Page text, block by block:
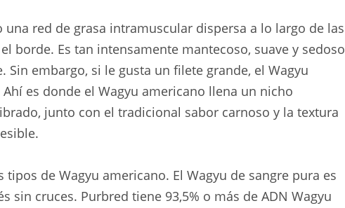
red de grasa intramuscular dispersa a lo largo de las
borde. Es tan intensamente mantecoso, suave y sedoso
embargo, si le gusta un filete grande, el Wagyu
es donde el Wagyu americano llena un nicho
junto con el tradicional sabor carnoso y la textura
de Wagyu americano. El Wagyu de sangre pura es
sin cruces. Purbred tiene 93,5% o más de ADN Wagyu